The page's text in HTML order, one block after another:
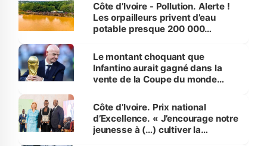
Côte d’Ivoire - Pollution. Alerte !
Les orpailleurs privent d’eau
potable presque 200 000
Le montant choquant que
Infantino aurait gagné dans la
vente de la Coupe du monde
Côte d’Ivoire. Prix national
d’Excellence. « J’encourage notre
jeunesse à (…) cultiver la